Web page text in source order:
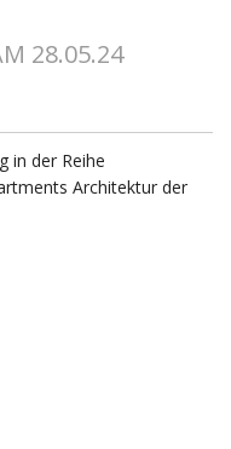
28.05.24
in der Reihe
Architektur der